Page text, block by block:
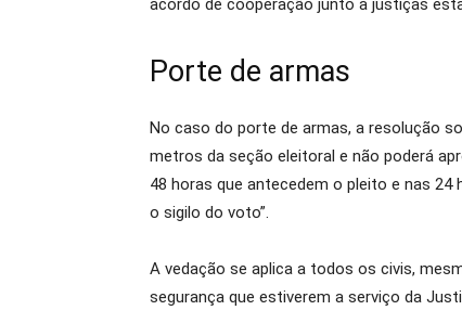
acordo de cooperação junto à justiças
Porte de armas
No caso do porte de armas, a resolução
metros da seção eleitoral e não poderá
48 horas que antecedem o pleito e nas
o sigilo do voto”.
A vedação se aplica a todos os civis,
segurança que estiverem a serviço da